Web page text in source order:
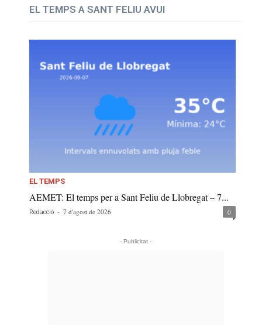
EL TEMPS A SANT FELIU AVUI
EL TEMPS
AEMET: El temps per a Sant Feliu de Llobregat – 7...
Redacció - 7 d'agost de 2026 0
- Publicitat -